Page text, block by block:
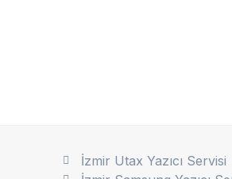
İzmir Utax Yazıcı Servisi